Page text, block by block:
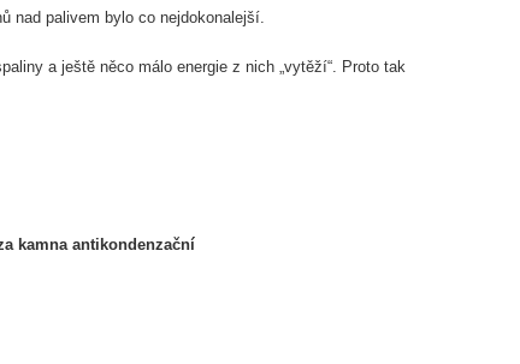
nad palivem bylo co nejdokonalejší.
a ještě něco málo energie z nich „vytěží“. Proto tak
kamna antikondenzační